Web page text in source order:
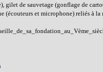
gilet de sauvetage (gonflage de
et microphone) reliés à la